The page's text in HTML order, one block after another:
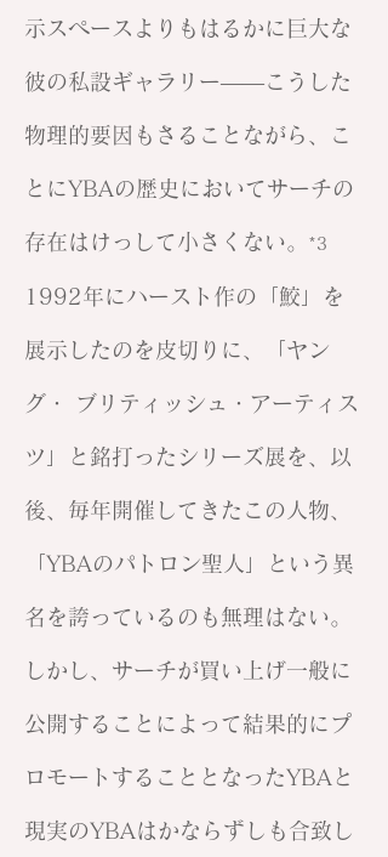
示スペースよりもはるかに巨大な
彼の私設ギャラリー——こうした
物理的要因もさることながら、こ
とにYBAの歴史においてサーチの
存在はけっして小さくない。 *3
1992年にハースト作の「鮫」を
展示したのを皮切りに、「ヤン
グ・ ブリティッシュ・アーティス
ツ」と銘打ったシリーズ展を、以
後、毎年開催してきたこの人物、
「YBAのパトロン聖人」という異
名を誇っているのも無理はない。
しかし、サーチが買い上げ一般に
公開することによって結果的にプ
ロモートすることとなったYBAと
現実のYBAはかならずしも合致し